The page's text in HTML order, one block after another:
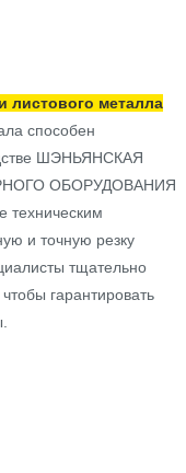
листового металла
способен
ШЭНЬЯНСКАЯ
ОБОРУДОВАНИЯ
и точную резку
тщательно
гарантировать